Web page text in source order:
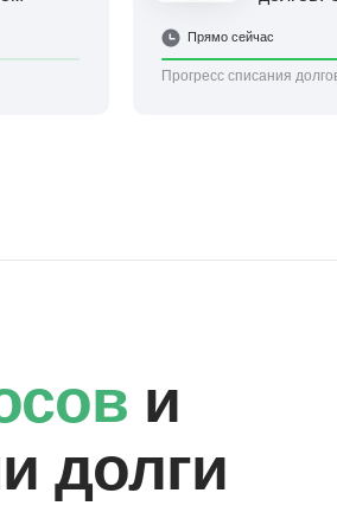
Прямо сейчас
Прогресс списания
и
долги